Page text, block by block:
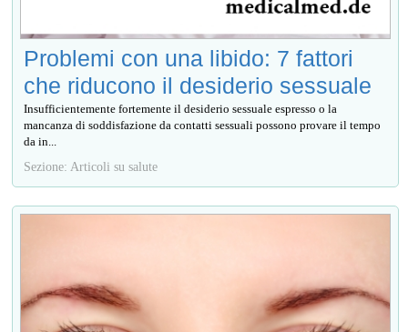
Problemi con una libido: 7 fattori
che riducono il desiderio sessuale
Insufficientemente fortemente il desiderio sessuale espresso o la
mancanza di soddisfazione da contatti sessuali possono provare il tempo
da in...
Sezione: Articoli su salute